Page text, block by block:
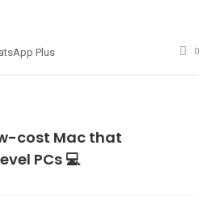
Plus 0
cost Mac that
PCs 💻